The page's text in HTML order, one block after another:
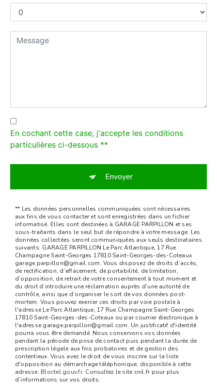
En cochant cette case, j'accepte les conditions
particulières ci-dessous **
Envoyer
** Les données personnelles communiquées sont nécessaires
aux fins de vous contacter et sont enregistrées dans un fichier
informatisé. Elles sont destinées à GARAGE PARPILLON et ses
sous-traitants dans le seul but de répondre à votre message. Les
données collectées seront communiquées aux seuls destinataires
suivants: GARAGE PARPILLON Le Parc Atlantique, 17 Rue
Champagne Saint-Georges 17810 Saint-Georges-des-Coteaux
garage.parpillon@gmail.com. Vous disposez de droits d’accès,
de rectification, d’effacement, de portabilité, de limitation,
d’opposition, de retrait de votre consentement à tout moment et
du droit d’introduire une réclamation auprès d’une autorité de
contrôle, ainsi que d’organiser le sort de vos données post-
mortem. Vous pouvez exercer ces droits par voie postale à
l'adresse Le Parc Atlantique, 17 Rue Champagne Saint-Georges
17810 Saint-Georges-des-Coteaux ou par courrier électronique à
l'adresse garage.parpillon@gmail.com. Un justificatif d'identité
pourra vous être demandé. Nous conservons vos données
pendant la période de prise de contact puis pendant la durée de
prescription légale aux fins probatoires et de gestion des
contentieux. Vous avez le droit de vous inscrire sur la liste
d'opposition au démarchage téléphonique, disponible à cette
adresse: Bloctel.gouv.fr. Consultez le site cnil.fr pour plus
d’informations sur vos droits.